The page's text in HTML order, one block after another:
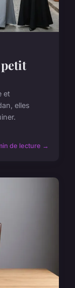
petit
et
elles
de lecture →